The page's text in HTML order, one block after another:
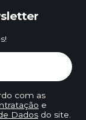
com as
e
Dadosdo site.